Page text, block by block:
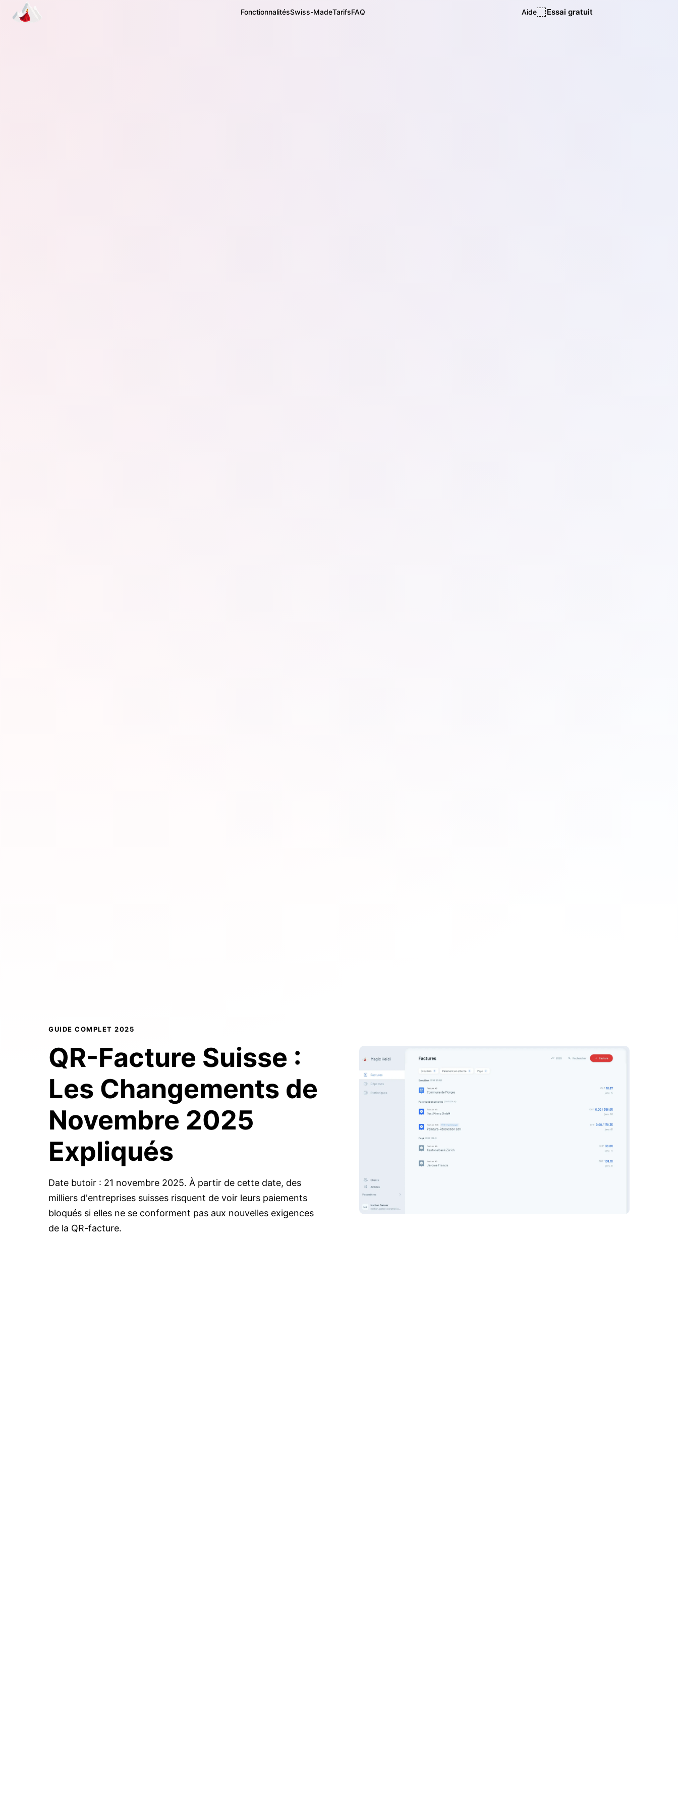
FonctionnalitésSwiss-MadeTarifsFAQ Aide Essai gratuit
GUIDE COMPLET 2025
QR-Facture Suisse :
Les Changements de
Novembre 2025
Expliqués
Date butoir : 21 novembre 2025. À partir de cette date, des
milliers d'entreprises suisses risquent de voir leurs paiements
bloqués si elles ne se conforment pas aux nouvelles exigences
de la QR-facture.